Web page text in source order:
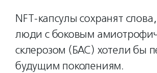
NFT-капсулы сохранят
люди с боковым
склерозом (БАС) хотели бы
будущим поколениям.